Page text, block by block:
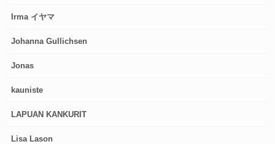
Irma イヤマ
Johanna Gullichsen
Jonas
kauniste
LAPUAN KANKURIT
Lisa Lason